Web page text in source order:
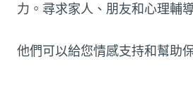
力。尋求家人、朋友和心理輔
他們可以給您情感支持和幫助